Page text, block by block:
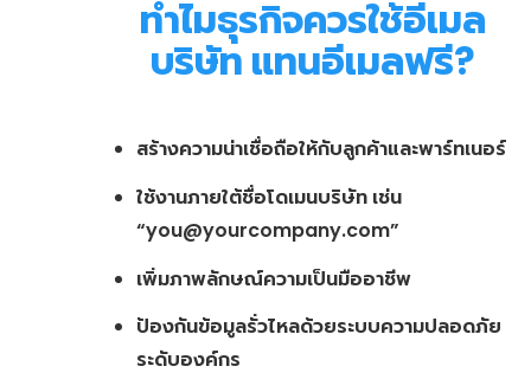
ทำไมธุรกิจควรใช้อีเมล
บริษัท แทนอีเมลฟรี?
สร้างความน่าเชื่อถือให้กับลูกค้าและพาร์ทเนอร์
ใช้งานภายใต้ชื่อโดเมนบริษัท เช่น
“you@yourcompany.com”
เพิ่มภาพลักษณ์ความเป็นมืออาชีพ
ป้องกันข้อมูลรั่วไหลด้วยระบบความปลอดภัย
ระดับองค์กร